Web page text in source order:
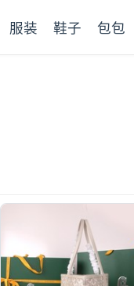
服装 鞋子 包包